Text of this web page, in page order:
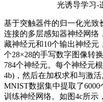
光诱导学习-
基于突触器件的归一化光致
连接的多层感知器神经网络
藏神经元和10个输出神经元
个28×28的手写数字图像转
784个神经元。每个神经元
4b)，然后在加权求和与激
MNIST数据集中提取了
训练神经网络。如图4c所示